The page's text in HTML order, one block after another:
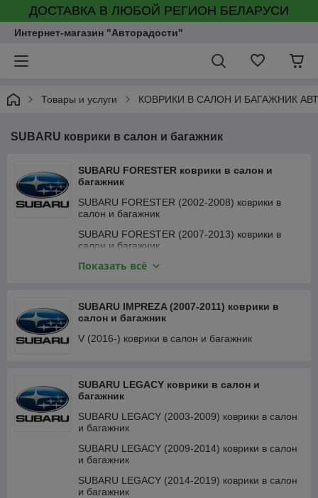
ДОСТАВКА В ЛЮБОЙ РЕГИОН БЕЛАРУСИ
Интернет-магазин "Авторадости"
Товары и услуги КОВРИКИ В САЛОН И БАГАЖНИК
SUBARU коврики в салон и багажник
SUBARU FORESTER коврики в салон и
багажник
SUBARU FORESTER (2002-2008) коврики в
салон и багажник
SUBARU FORESTER (2007-2013) коврики в
салон и багажник
SUBARU FORESTER (2012-2018) коврики в
багажник
Показать всё
SUBARU IMPREZA (2007-2011) коврики в
салон и багажник
V (2016-) коврики в салон и багажник
SUBARU LEGACY коврики в салон и
багажник
SUBARU LEGACY (2003-2009) коврики в салон
и багажник
SUBARU LEGACY (2009-2014) коврики в салон
и багажник
SUBARU LEGACY (2014-2019) коврики в салон
и багажник